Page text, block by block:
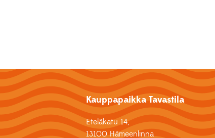
Kauppapaikka Tavastila
Eteläkatu 14,
13100 Hämeenlinna